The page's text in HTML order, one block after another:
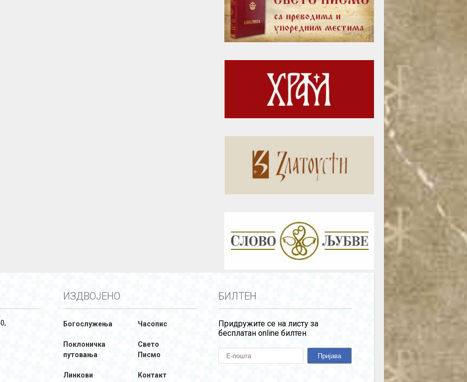
ИЗДВОЈЕНО
Богослужења Часопис
Поклоничка
путовања
Свето
Писмо
Линкови Контакт
БИЛТЕН
Придружите се на листу за
бесплатан online билтен